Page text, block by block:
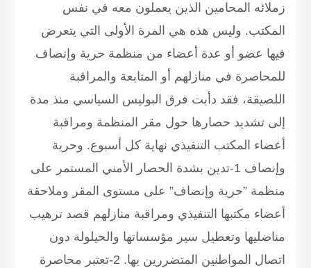
زملائه المحامين الذين يعملون معه في نفس
المكتب. وليس هذه هي المرة الأولى التي يتعرض
فيها عضو أو عدة أعضاء من منظمة حرية وإنصاف
للمحاصرة في منازلهم أو المتابعة والمراقبة
اللصيقة، فقد دأبت فرق البوليس السياسي منذ مدة
إلى تشديد حصارها حول مقر المنظمة ومراقبة
أعضاء المكتب التنفيذي نهاية كل أسبوع. وحرية
وإنصاف 1-تدين بشدة الحصار الأمني المستمر على
منظمة ”حرية وإنصاف” على مستوى المقر وملاحقة
أعضاء مكتبها التنفيذي ومراقبة منازلهم قصد ترهيب
مناضليها وتعطيل سير مؤسساتها والحيلولة دون
اتصال المواطنين المتضررين بها. 2-تعتبر محاصرة